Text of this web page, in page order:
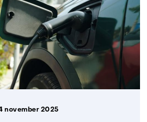
november 2025